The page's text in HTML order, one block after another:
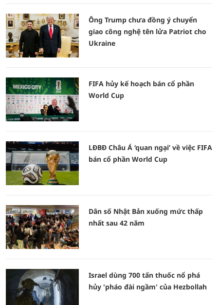
Ông Trump chưa đồng ý chuyển
giao công nghệ tên lửa Patriot cho
Ukraine
FIFA hủy kế hoạch bán cổ phần
World Cup
LĐBĐ Châu Á ‘quan ngại’ về việc FIFA
bán cổ phần World Cup
Dân số Nhật Bản xuống mức thấp
nhất sau 42 năm
Israel dùng 700 tấn thuốc nổ phá
hủy 'pháo đài ngầm' của Hezbollah